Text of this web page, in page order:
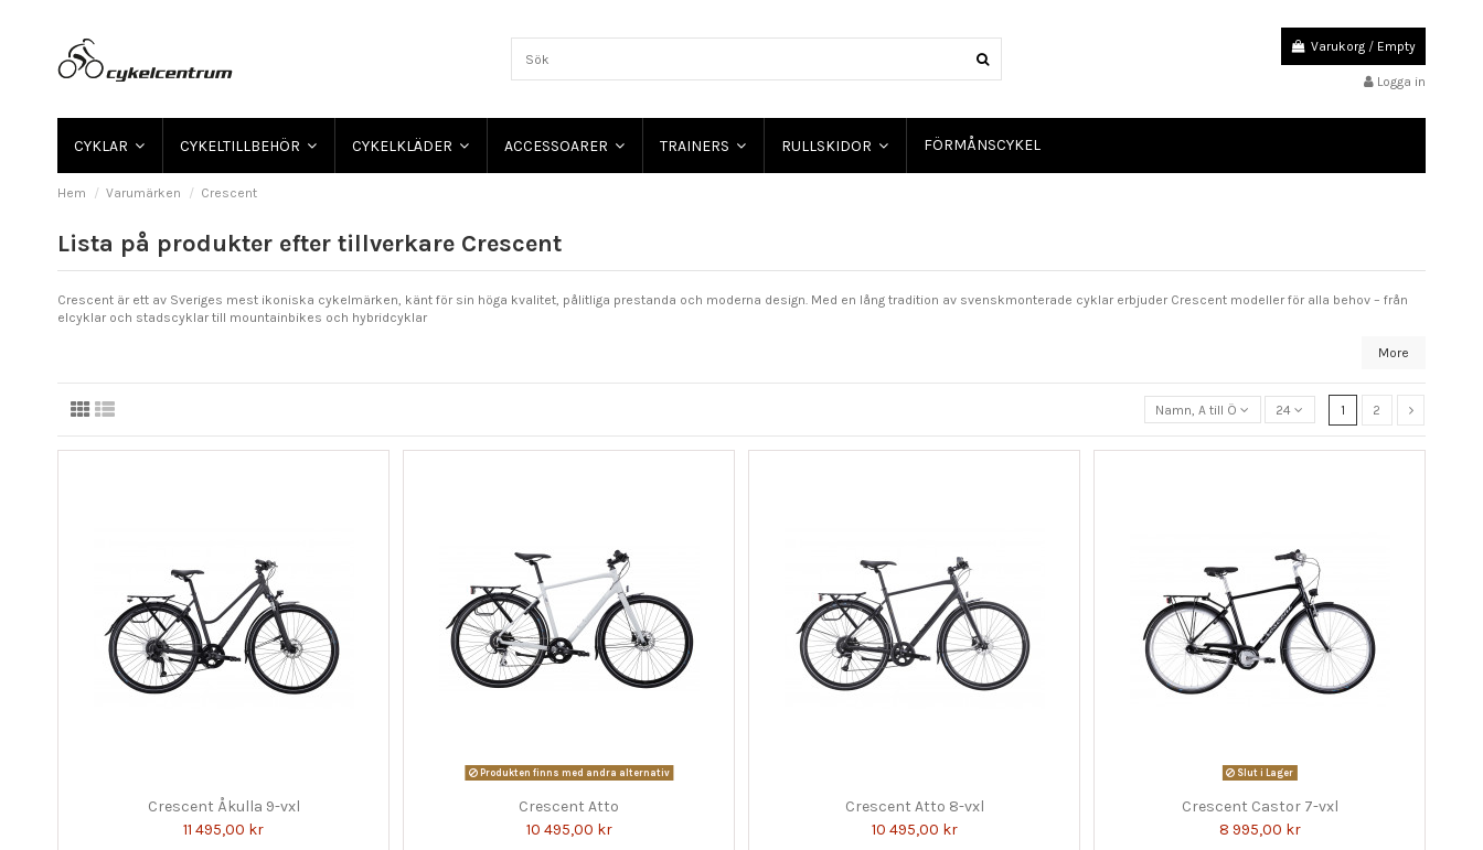
Varukorg / Empty
Logga in
CYKLAR CYKELTILLBEHÖR CYKELKLÄDER ACCESSOARER TRAINERS RULLSKIDOR FÖRMÅNSCYKEL
Hem Varumärken Crescent
Lista på produkter efter tillverkare Crescent
Crescent är ett av Sveriges mest ikoniska cykelmärken, känt för sin höga kvalitet, pålitliga prestanda och moderna design. Med en lång tradition av svenskmonterade cyklar erbjuder Crescent modeller för alla behov – från
elcyklar och stadscyklar till mountainbikes och hybridcyklar
More
Namn, A till Ö 24 1 2
Crescent Åkulla 9-vxl
11 495,00 kr
Produkten finns med andra alternativ
Crescent Atto
10 495,00 kr
Crescent Atto 8-vxl
10 495,00 kr
Slut i Lager
Crescent Castor 7-vxl
8 995,00 kr